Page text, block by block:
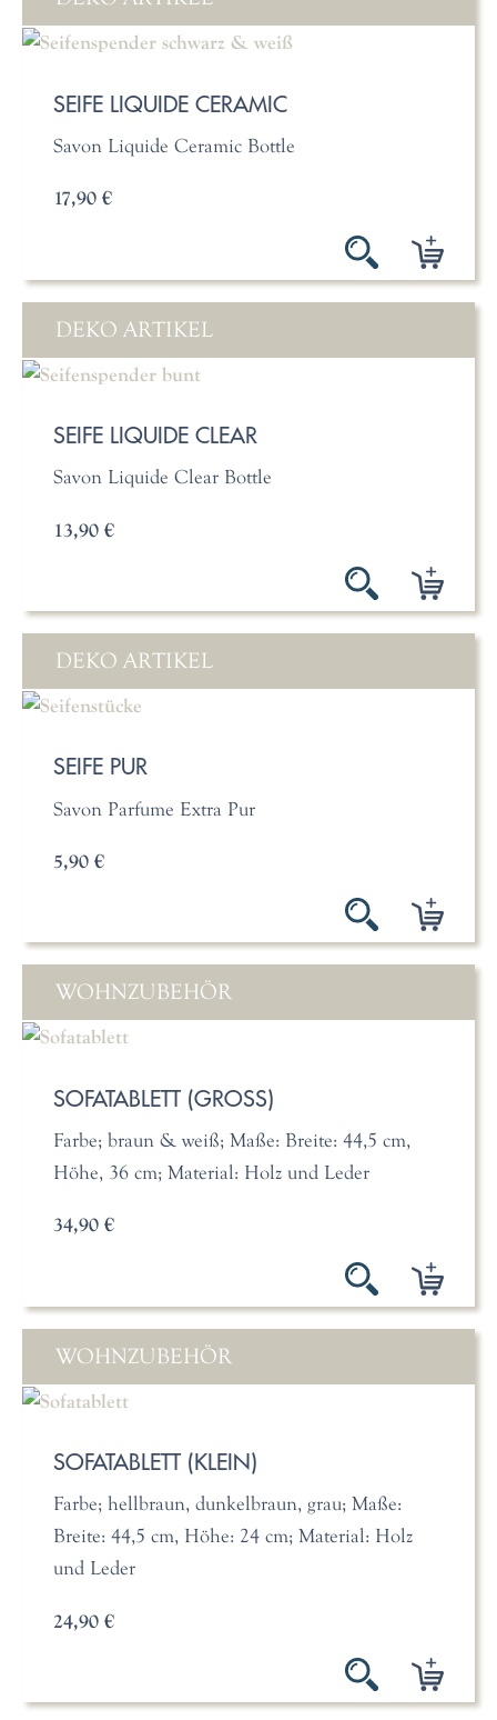
SEIFE LIQUIDE CERAMIC
Savon Liquide Ceramic Bottle
17,90 €
DEKO ARTIKEL
SEIFE LIQUIDE CLEAR
Savon Liquide Clear Bottle
13,90 €
DEKO ARTIKEL
SEIFE PUR
Savon Parfume Extra Pur
5,90 €
WOHNZUBEHÖR
SOFATABLETT (GROSS)
Farbe; braun & weiß; Maße: Breite: 44,5 cm,
Höhe, 36 cm; Material: Holz und Leder
34,90 €
WOHNZUBEHÖR
SOFATABLETT (KLEIN)
Farbe; hellbraun, dunkelbraun, grau; Maße:
Breite: 44,5 cm, Höhe: 24 cm; Material: Holz
und Leder
24,90 €